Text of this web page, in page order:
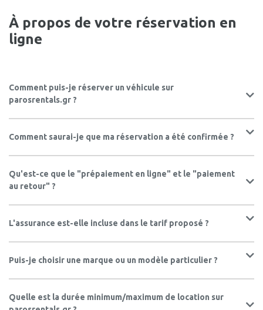
À propos de votre réservation en
ligne
Comment puis-je réserver un véhicule sur
parosrentals.gr ?
Comment saurai-je que ma réservation a été confirmée ?
Qu'est-ce que le "prépaiement en ligne" et le "paiement
au retour" ?
L'assurance est-elle incluse dans le tarif proposé ?
Puis-je choisir une marque ou un modèle particulier ?
Quelle est la durée minimum/maximum de location sur